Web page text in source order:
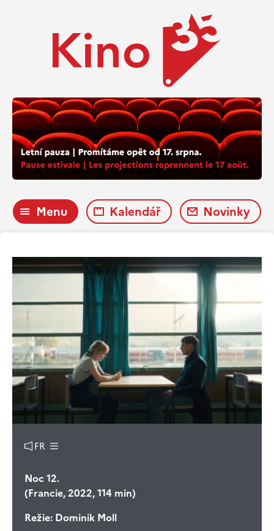
Menu Kalendář Novinky
FR
Noc 12.
(Francie, 2022, 114 min)
Režie: Dominik Moll